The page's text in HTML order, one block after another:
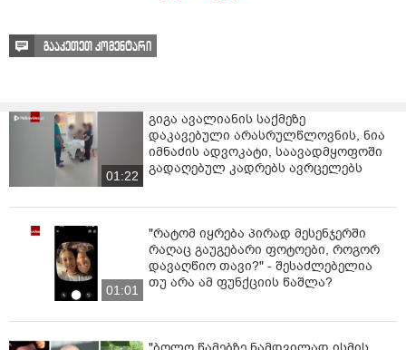
გააკეთეთ კომენტარი
01:22
გიგა ავალიანის საქმეზე
დაკავებული არასრულწლოვნის, ნია
იმნაძის ადვოკატი, საავადმყოფოში
გადაღებულ კადრებს ავრცელებს
01:01
"რატომ იყრება პირად მესენჯერში
რაღაც გაუგებარი ფოტოები, როგორ
დავაღწიო თავი?" - შესაძლებელია
თუ არა ამ ფუნქციის წაშლა?